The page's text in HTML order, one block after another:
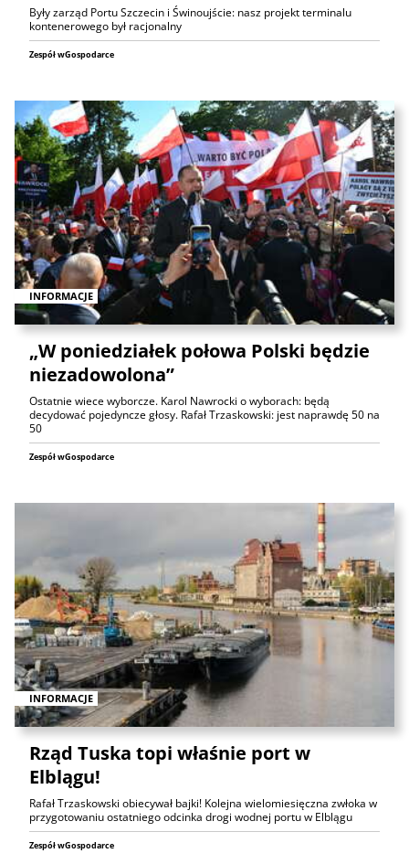
Były zarząd Portu Szczecin i Świnoujście: nasz projekt terminalu
kontenerowego był racjonalny
Zespół wGospodarce
INFORMACJE
„W poniedziałek połowa Polski będzie
niezadowolona”
Ostatnie wiece wyborcze. Karol Nawrocki o wyborach: będą
decydować pojedyncze głosy. Rafał Trzaskowski: jest naprawdę 50 na
50
Zespół wGospodarce
INFORMACJE
Rząd Tuska topi właśnie port w
Elblągu!
Rafał Trzaskowski obiecywał bajki! Kolejna wielomiesięczna zwłoka w
przygotowaniu ostatniego odcinka drogi wodnej portu w Elblągu
Zespół wGospodarce